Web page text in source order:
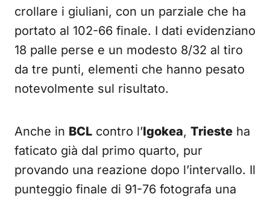
crollare i giuliani, con un parziale che ha
portato al 102-66 finale. I dati evidenziano
18 palle perse e un modesto 8/32 al tiro
da tre punti, elementi che hanno pesato
notevolmente sul risultato.
Anche in BCL contro l’Igokea, Trieste ha
faticato già dal primo quarto, pur
provando una reazione dopo l’intervallo. Il
punteggio finale di 91-76 fotografa una